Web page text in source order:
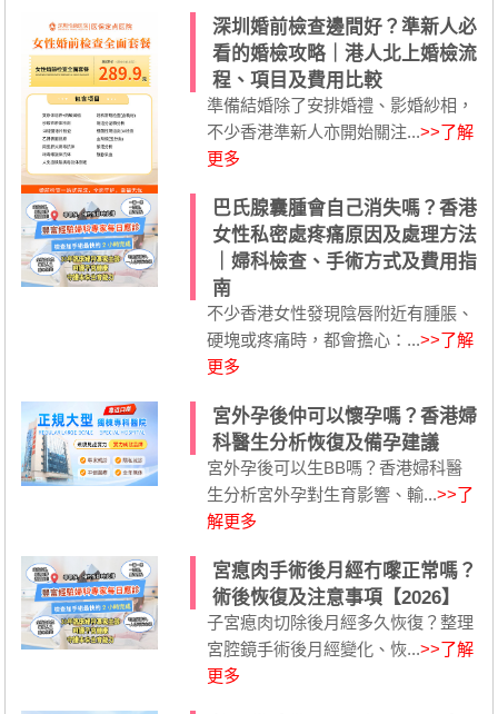
深圳婚前檢查邊間好？準新人必
看的婚檢攻略｜港人北上婚檢流
程、項目及費用比較
準備結婚除了安排婚禮、影婚紗相，
不少香港準新人亦開始關注...>>了解
更多
巴氏腺囊腫會自己消失嗎？香港
女性私密處疼痛原因及處理方法
｜婦科檢查、手術方式及費用指
南
不少香港女性發現陰唇附近有腫脹、
硬塊或疼痛時，都會擔心：...>>了解
更多
宮外孕後仲可以懷孕嗎？香港婦
科醫生分析恢復及備孕建議
宮外孕後可以生BB嗎？香港婦科醫
生分析宮外孕對生育影響、輸...>>了
解更多
宮瘜肉手術後月經冇嚟正常嗎？
術後恢復及注意事項【2026】
子宮瘜肉切除後月經多久恢復？整理
宮腔鏡手術後月經變化、恢...>>了解
更多